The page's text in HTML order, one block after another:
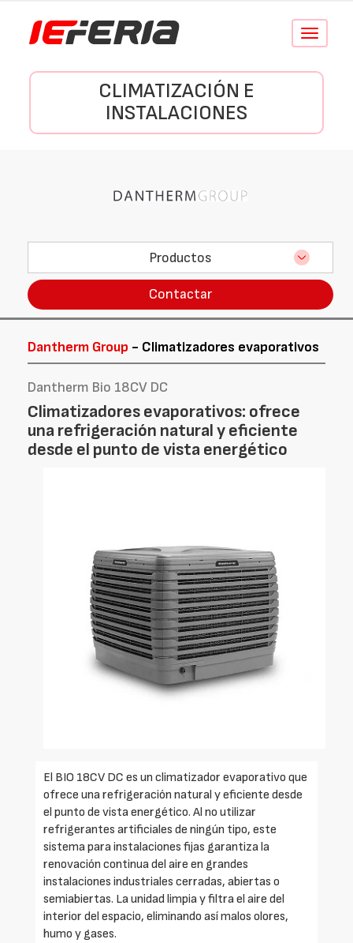
Conmutar
CLIMATIZACIÓN E
INSTALACIONES
Productos
Contactar
Dantherm Group - Climatizadores evaporativos
Dantherm Bio 18CV DC
Climatizadores evaporativos: ofrece
una refrigeración natural y eficiente
desde el punto de vista energético
El BIO 18CV DC es un climatizador evaporativo que
ofrece una refrigeración natural y eficiente desde
el punto de vista energético. Al no utilizar
refrigerantes artificiales de ningún tipo, este
sistema para instalaciones fijas garantiza la
renovación continua del aire en grandes
instalaciones industriales cerradas, abiertas o
semiabiertas. La unidad limpia y filtra el aire del
interior del espacio, eliminando así malos olores,
humo y gases.